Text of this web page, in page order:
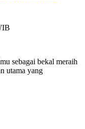
sebagai bekal meraih
utama yang